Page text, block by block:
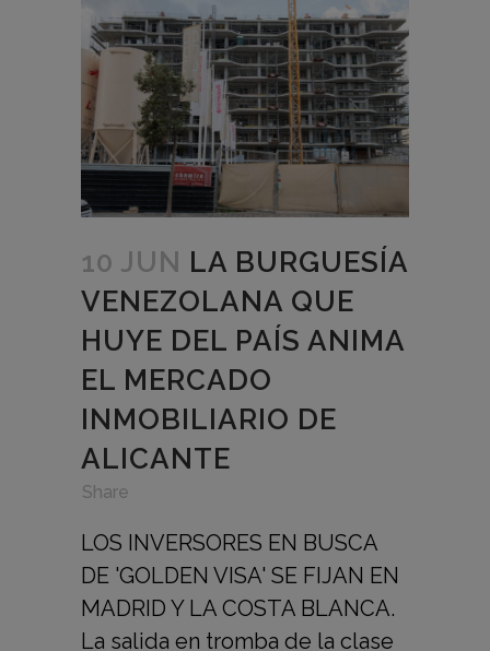
10 JUN LA BURGUESÍA
VENEZOLANA QUE
HUYE DEL PAÍS ANIMA
EL MERCADO
INMOBILIARIO DE
ALICANTE
Share
LOS INVERSORES EN BUSCA
DE 'GOLDEN VISA' SE FIJAN EN
MADRID Y LA COSTA BLANCA.
La salida en tromba de la clase